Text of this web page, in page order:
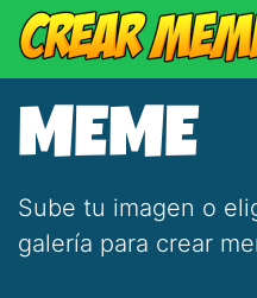
MEME
Sube tu imagen o
galería para crear